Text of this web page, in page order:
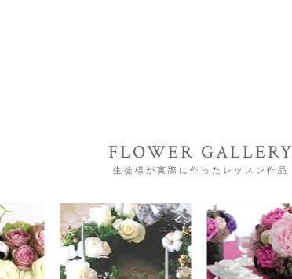
FLOWER GALLERY
生徒様が実際に作ったレッスン作品